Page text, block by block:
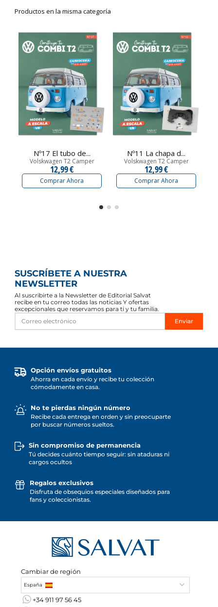
Productos en la misma categoría
Nº17 El tubo de...
Volskwagen T2 Camper
12,99 €
Comprar Ahora
Nº11 La chapa d...
Volskwagen T2 Camper
12,99 €
Comprar Ahora
SUSCRÍBETE A NUESTRA
NEWSLETTER
Al suscribirte a la Newsletter de Editorial Salvat
recibe en tu correo todas las noticias Y ofertas
excepcionales que reservamos para ti y tu familia.
Enviar
Opción envíos gratuitos
Ahorra en cada envío y recibe tu colección
cómodamente en casa.
No te pierdas ningún número
Recibe cada entrega en orden y sin preocuparte
por buscar números sueltos.
Sin compromiso de permanencia
Tú decides cuánto tiempo seguir: sin ataduras ni
cargos ocultos
Regalos exclusivos
Disfruta de obsequios especiales diseñados para
fans y coleccionistas.
Cambiar de región
España
+34 911 97 56 45